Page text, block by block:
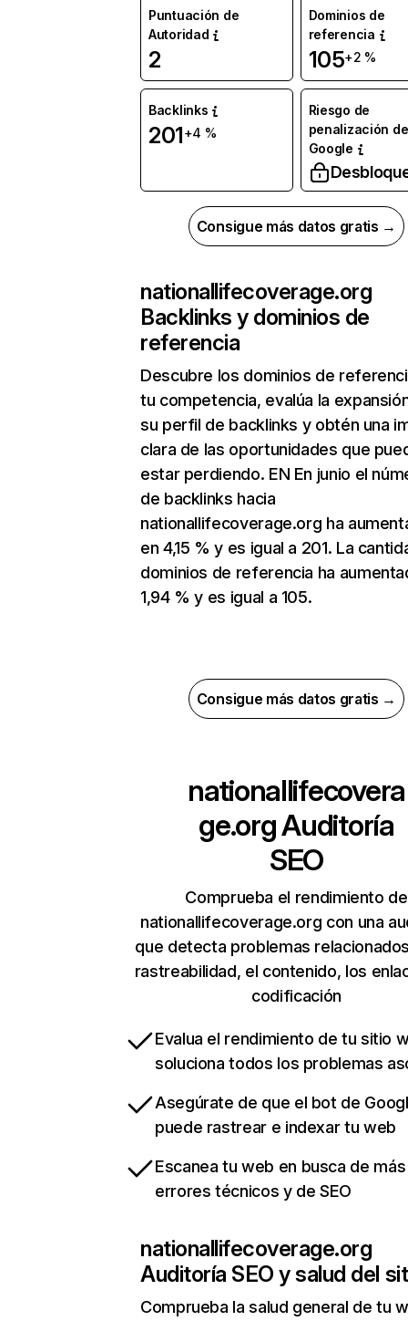
Puntuación de
Autoridad
2
Dominios de
referencia
105+2 %
Backlinks
201+4 %
Riesgo de
penalización de
Google
Consigue más datos gratis →
nationallifecoverage.org
Backlinks y dominios de
referencia
Descubre los dominios de
tu competencia, evalúa la
su perfil de backlinks y obtén una
clara de las oportunidades que
estar perdiendo. EN En junio el
de backlinks hacia
nationallifecoverage.org ha
en 4,15 % y es igual a 201. La
dominios de referencia ha
1,94 % y es igual a 105.
Consigue más datos gratis →
nationallifecovera
ge.orgAuditoría
SEO
Comprueba el rendimiento de
nationallifecoverage.org con una
que detecta problemas
rastreabilidad, el contenido, los
codificación
Evalua el rendimiento de tu sitio
soluciona todos los problemas
Asegúrate de que el bot de
puede rastrear e indexar tu web
Escanea tu web en busca de
errores técnicos y de SEO
nationallifecoverage.org
Auditoría SEO y salud del
Comprueba la salud general de tu